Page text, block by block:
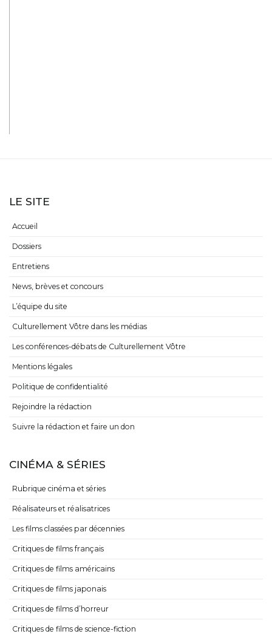
LE SITE
Accueil
Dossiers
Entretiens
News, brèves et concours
L’équipe du site
Culturellement Vôtre dans les médias
Les conférences-débats de Culturellement Vôtre
Mentions légales
Politique de confidentialité
Rejoindre la rédaction
Suivre la rédaction et faire un don
CINÉMA & SÉRIES
Rubrique cinéma et séries
Réalisateurs et réalisatrices
Les films classées par décennies
Critiques de films français
Critiques de films américains
Critiques de films japonais
Critiques de films d’horreur
Critiques de films de science-fiction